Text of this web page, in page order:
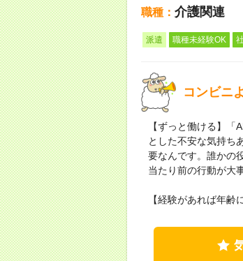
職種： 介護関連
派遣 職種未経験OK
コンビニ
【ずっと働ける】
とした不安な気持ち
要なんです。誰かの
当たり前の行動が大
【経験があれば年